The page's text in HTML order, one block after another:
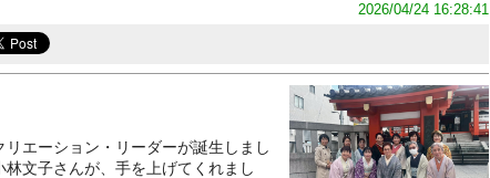
2026/04/24 16:28:41
エーション・リーダーが誕生しまし
林文子さんが、手を上げてくれまし